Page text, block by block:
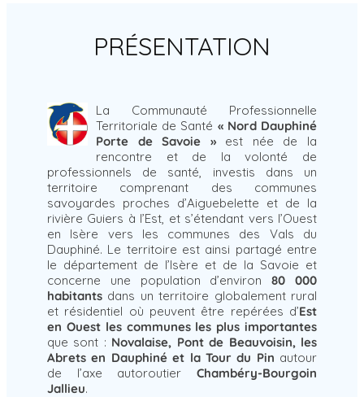
PRÉSENTATION
La Communauté Professionnelle
Territoriale de Santé « Nord Dauphiné
Porte de Savoie » est née de la
rencontre et de la volonté de
professionnels de santé, investis dans un
territoire comprenant des communes
savoyardes proches d’Aiguebelette et de la
rivière Guiers à l’Est, et s’étendant vers l’Ouest
en Isère vers les communes des Vals du
Dauphiné. Le territoire est ainsi partagé entre
le département de l’Isère et de la Savoie et
concerne une population d’environ80 000
habitants dans un territoire globalement rural
et résidentiel où peuvent être repérées d’Est
en Ouest les communes les plus importantes
que sont : Novalaise, Pont de Beauvoisin, les
Abrets en Dauphiné et la Tour du Pin autour
de l’axe autoroutier Chambéry-Bourgoin
Jallieu.